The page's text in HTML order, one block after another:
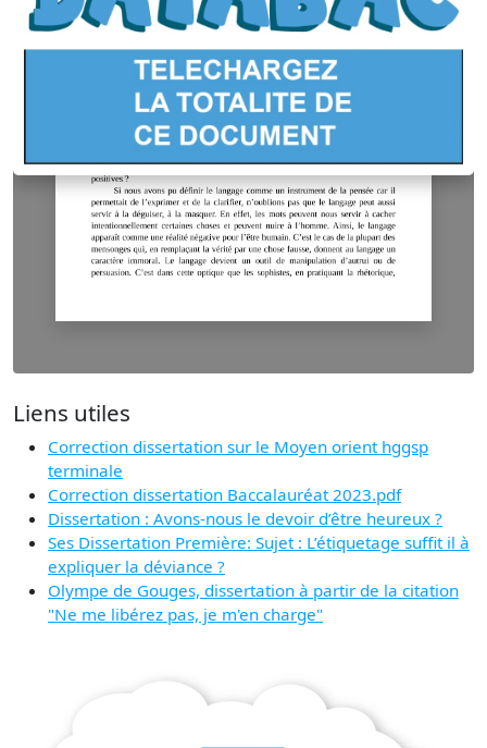
Liens utiles
Correction dissertation sur le Moyen orient hggsp
terminale
Correction dissertation Baccalauréat 2023.pdf
Dissertation : Avons-nous le devoir d’être heureux ?
Ses Dissertation Première: Sujet : L’étiquetage suffit il à
expliquer la déviance ?
Olympe de Gouges, dissertation à partir de la citation
"Ne me libérez pas, je m'en charge"